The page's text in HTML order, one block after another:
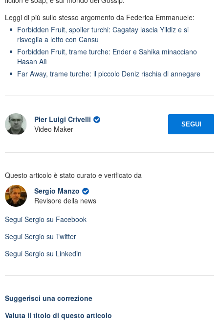
Leggi di più sullo stesso argomento da Federica Emmanuele:
Forbidden Fruit, spoiler turchi: Cagatay lascia Yildiz e si
risveglia a letto con Cansu
Forbidden Fruit, trame turche: Ender e Sahika minacciano
Hasan Alì
Far Away, trame turche: il piccolo Deniz rischia di annegare
Pier Luigi Crivelli
Video Maker
SEGUI
Questo articolo è stato curato e verificato da
Sergio Manzo
Revisore della news
Segui Sergio su Facebook
Segui Sergio su Twitter
Segui Sergio su Linkedin
Suggerisci una correzione
Valuta il titolo di questo articolo